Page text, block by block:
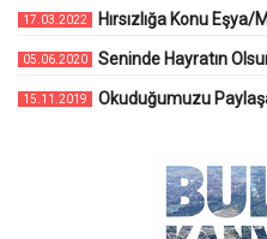
17.03.2022 Hırsızlığa Konu
05.06.2020 Seninde Hayratın
15.11.2019 Okuduğumuzu